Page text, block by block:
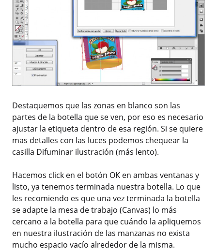
Destaquemos que las zonas en blanco son las
partes de la botella que se ven, por eso es necesario
ajustar la etiqueta dentro de esa región. Si se quiere
mas detalles con las luces podemos chequear la
casilla Difuminar ilustración (más lento).
Hacemos click en el botón OK en ambas ventanas y
listo, ya tenemos terminada nuestra botella. Lo que
les recomiendo es que una vez terminada la botella
se adapte la mesa de trabajo (Canvas) lo más
cercano a la botella para que cuándo la apliquemos
en nuestra ilustración de las manzanas no exista
mucho espacio vacío alrededor de la misma.